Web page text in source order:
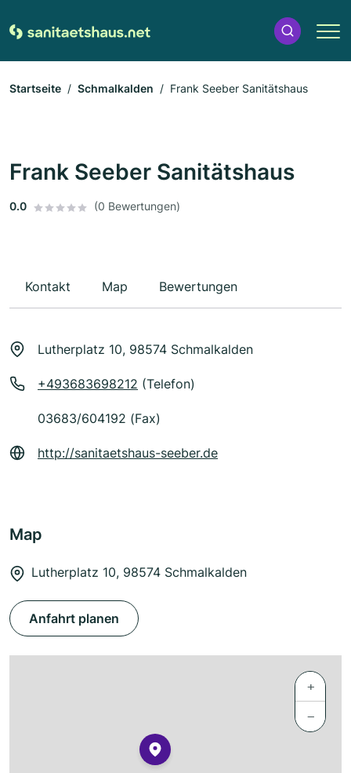
Startseite Schmalkalden Frank Seeber Sanitätshaus
Frank Seeber Sanitätshaus
0.0 (0 Bewertungen)
Kontakt Map Bewertungen
Lutherplatz 10, 98574 Schmalkalden
+493683698212 (Telefon)
03683/604192 (Fax)
http://sanitaetshaus-seeber.de
Map
Lutherplatz 10, 98574 Schmalkalden
Anfahrt planen
+
−